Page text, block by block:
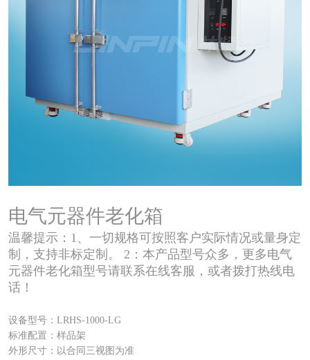
电气元器件老化箱
温馨提示：1、一切规格可按照客户实际情况或量身定
制，支持非标定制。 2：本产品型号众多，更多电气
元器件老化箱型号请联系在线客服，或者拨打热线电
话！
设备型号：LRHS-1000-LG
标准配置：样品架
外形尺寸：以合同三视图为准